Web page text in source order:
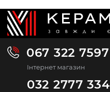
067 322 7597
Інтернет магазин
032 2777 334